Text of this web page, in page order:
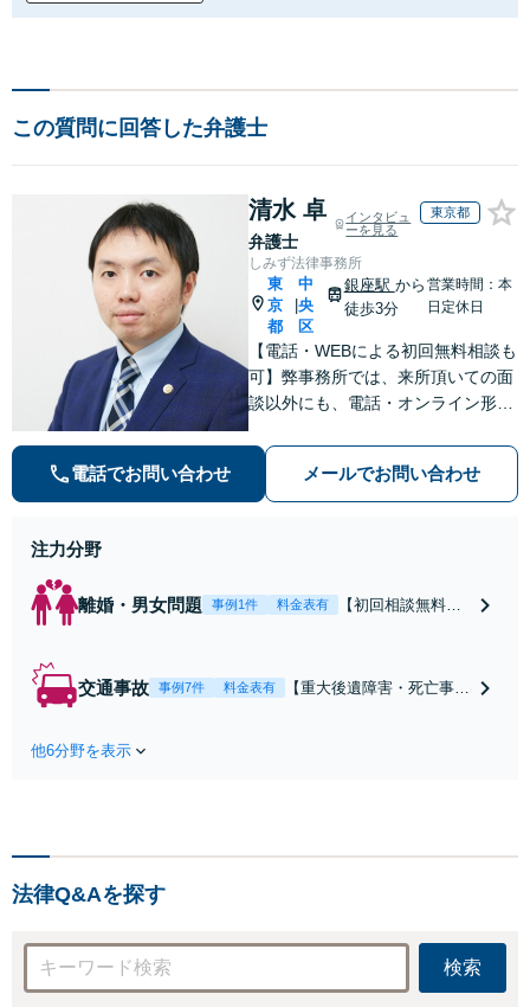
この質問に回答した弁護士
清水 卓
弁護士
インタビュ
ーを見る
東京都
しみず法律事務所
東
京
都
中
央
区
銀座駅 から
徒歩3分
営業時間：本
日定休日
【電話・WEBによる初回無料相談も
可】弊事務所では、来所頂いての面
談以外にも、電話・オンライン形式
弁護士にご相談頂くことで、今のご
不安が和らぐとともに、問題解決の
ために前に進むことができます。
電話でお問い合わせ メールでお問い合わせ
注力分野
離婚・男女問題 事例1件 料金表有
【初回相談無料】
条件で離婚ができ
交通事故 事例7件 料金表有
【重大後遺障害・死亡事案
応・納得できる解決を」
他6分野を表示
法律Q&Aを探す
検索